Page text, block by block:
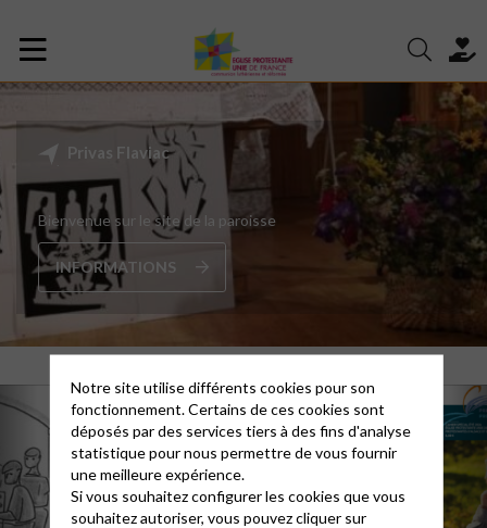
Privas Flaviac
Bienvenue sur le site de la paroisse
INFORMATIONS
Notre site utilise différents cookies pour son
fonctionnement. Certains de ces cookies sont
déposés par des services tiers à des fins d'analyse
statistique pour nous permettre de vous fournir
une meilleure expérience.
Si vous souhaitez configurer les cookies que vous
souhaitez autoriser, vous pouvez cliquer sur